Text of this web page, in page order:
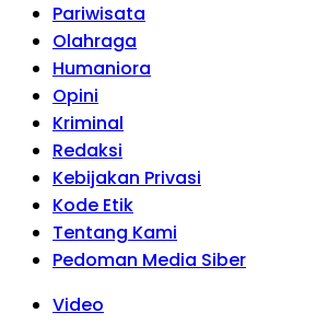
Pariwisata
Olahraga
Humaniora
Opini
Kriminal
Redaksi
Kebijakan Privasi
Kode Etik
Tentang Kami
Pedoman Media Siber
Video